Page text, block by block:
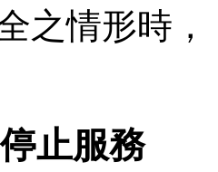
之情形時，
止服務